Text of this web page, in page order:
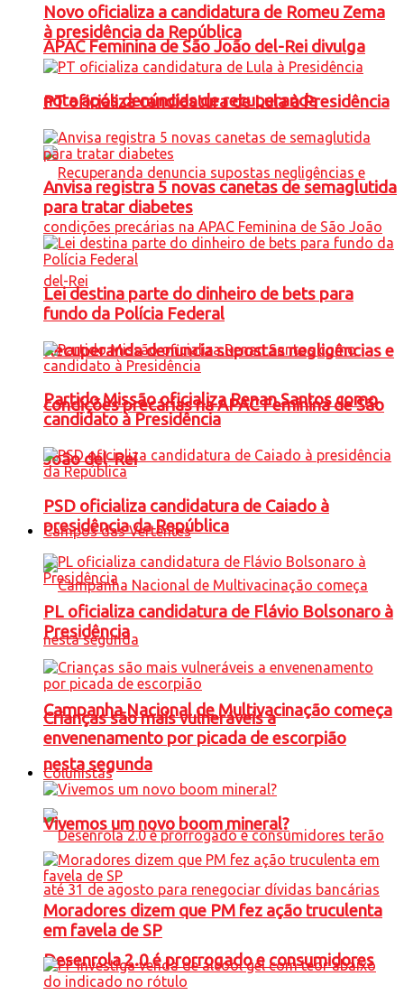
APAC Feminina de São João del-Rei divulga
nota após denúncias de recuperanda
Recuperanda denuncia supostas negligências e
condições precárias na APAC Feminina de São
João del-Rei
Campos das Vertentes
Campanha Nacional de Multivacinação começa
nesta segunda
Desenrola 2.0 é prorrogado e consumidores
Novo oficializa a candidatura de Romeu Zema
à presidência da República
PT oficializa candidatura de Lula à Presidência
Anvisa registra 5 novas canetas de semaglutida
para tratar diabetes
Lei destina parte do dinheiro de bets para
fundo da Polícia Federal
Partido Missão oficializa Renan Santos como
candidato à Presidência
PSD oficializa candidatura de Caiado à
presidência da República
PL oficializa candidatura de Flávio Bolsonaro à
Presidência
Crianças são mais vulneráveis a
envenenamento por picada de escorpião
Colunistas
Vivemos um novo boom mineral?
Moradores dizem que PM fez ação truculenta
em favela de SP